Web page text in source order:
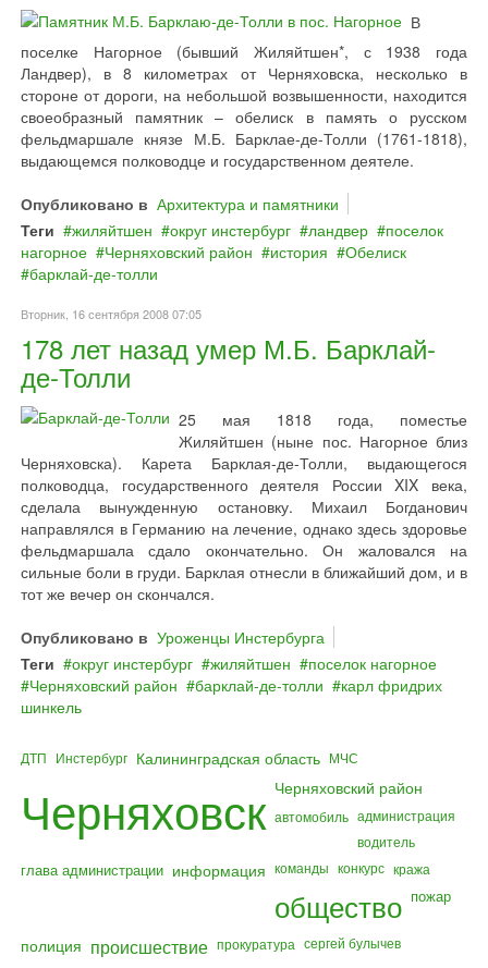
В
поселке Нагорное (бывший Жиляйтшен*, с 1938 года
Ландвер), в 8 километрах от Черняховска, несколько в
стороне от дороги, на небольшой возвышенности, находится
своеобразный памятник – обелиск в память о русском
фельдмаршале князе М.Б. Барклае-де-Толли (1761-1818),
выдающемся полководце и государственном деятеле.
Опубликовано в Архитектура и памятники
Теги
жиляйтшен округ инстербург ландвер
поселок
нагорное
Черняховский район история
Обелиск
барклай‐де‐толли
Вторник, 16 сентября 2008 07:05
178 лет назад умер М.Б. Барклай-
де-Толли
25 мая 1818 года, поместье
Жиляйтшен (ныне пос. Нагорное близ
Черняховска). Карета Барклая-де-Толли, выдающегося
полководца, государственного деятеля России XIX века,
сделала вынужденную остановку. Михаил Богданович
направлялся в Германию на лечение, однако здесь здоровье
фельдмаршала сдало окончательно. Он жаловался на
сильные боли в груди. Барклая отнесли в ближайший дом, и в
тот же вечер он скончался.
Опубликовано в Уроженцы Инстербурга
Теги
округ инстербург жиляйтшен
поселок нагорное
Черняховский район
барклай‐де‐толли
карл фридрих
шинкель
ДТП Инстербург Калининградская область МЧС
Черняховск Черняховский район
автомобиль администрация
водитель
глава администрации информация команды конкурс кража
общество пожар
полиция происшествие прокуратура сергей булычев